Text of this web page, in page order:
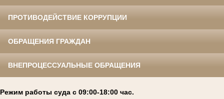
ПРОТИВОДЕЙСТВИЕ КОРРУПЦИИ
ОБРАЩЕНИЯ ГРАЖДАН
ВНЕПРОЦЕССУАЛЬНЫЕ ОБРАЩЕНИЯ
Режим работы суда с 09:00-18:00 час.